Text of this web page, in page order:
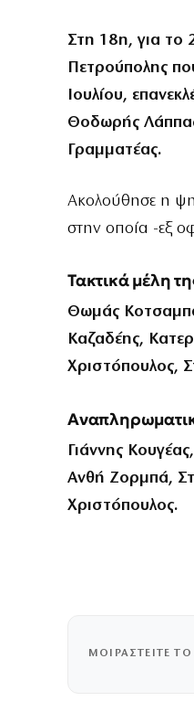
Στη 18η, για το
Πετρούπολης
Ιουλίου,
Θοδωρής
Γραμματέας.
Ακολούθησε η
στην οποία -εξ
Τακτικά μέλη
Θωμάς
Καζαδέης,
Χριστόπουλος,
Γιάννης
Ανθή Ζορμπά,
Χριστόπουλος.
ΜΟΙΡΑΣΤΕΙΤΕ